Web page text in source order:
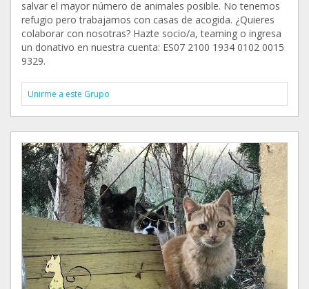
salvar el mayor número de animales posible. No tenemos
refugio pero trabajamos con casas de acogida. ¿Quieres
colaborar con nosotras? Hazte socio/a, teaming o ingresa
un donativo en nuestra cuenta: ES07 2100 1934 0102 0015
9329.
Unirme a este Grupo